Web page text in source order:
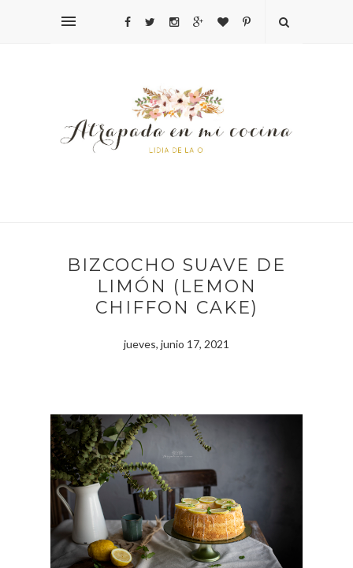
BIZCOCHO SUAVE DE
LIMÓN (LEMON
CHIFFON CAKE)
jueves, junio 17, 2021